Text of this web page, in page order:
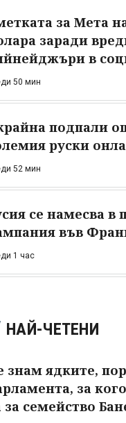
за Мета
заради
в
50 мин
подпали
руски
52 мин
се намесва в
във
1 час
НАЙ-ЧЕТЕНИ
знам ядките,
за
за семейство